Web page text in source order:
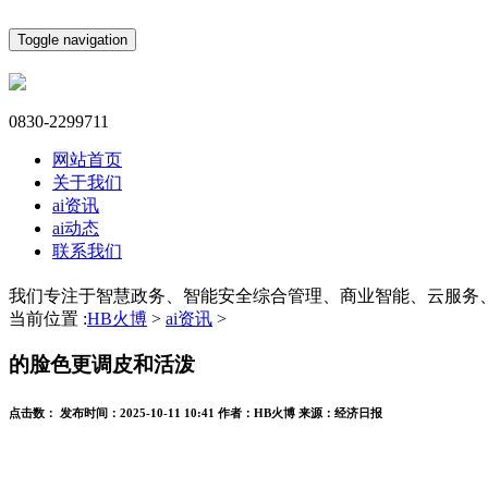
Toggle navigation
0830-2299711
网站首页
关于我们
ai资讯
ai动态
联系我们
我们专注于智慧政务、智能安全综合管理、商业智能、云服务
当前位置 :HB火博 > ai资讯 >
的脸色更调皮和活泼
点击数： 发布时间： 2025-10-11 10:41 作者： HB火博 来源： 经济日报